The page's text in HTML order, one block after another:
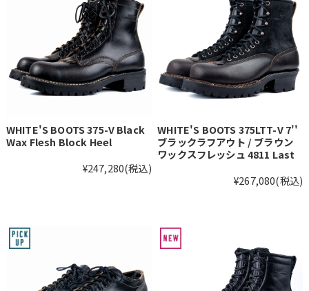
WHITE'S BOOTS 375-V Black
Wax Flesh Block Heel
¥247,280(税込)
WHITE'S BOOTS 375LTT-V 7''
ブラックラフアウト / ブラウン
ワックスフレッシュ 4811 Last
¥267,080(税込)